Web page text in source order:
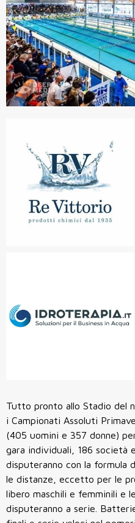
Tutto pronto allo Stadio del
i Campionati Assoluti
(405 uomini e 357 donne)
gara individuali, 186 società
disputeranno con la
le distanze, eccetto per le
libero maschili e femminili e
disputeranno a serie.